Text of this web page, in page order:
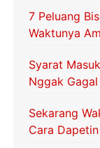
7 Peluang
Waktunya
Syarat
Nggak
Sekarang
Cara